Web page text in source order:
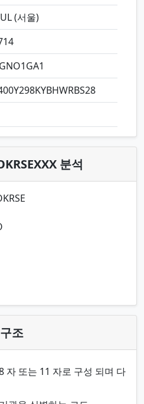
(서울)
분석
조
자 또는 11 자로 구성 되며 다